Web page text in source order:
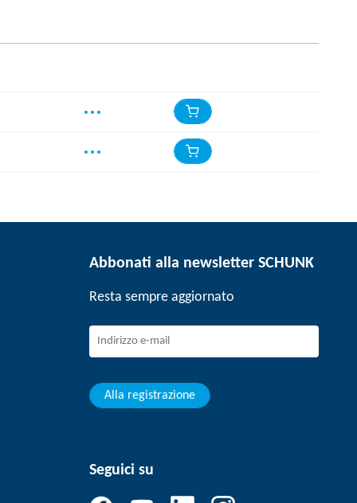
Abbonati alla newsletter SCHUNK
Resta sempre aggiornato
Alla registrazione
Seguici su